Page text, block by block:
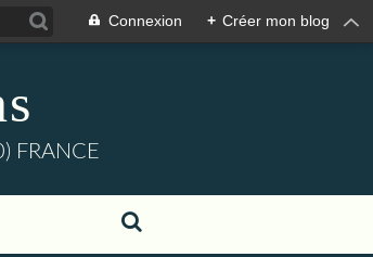
Connexion + Créer mon blog
FRANCE